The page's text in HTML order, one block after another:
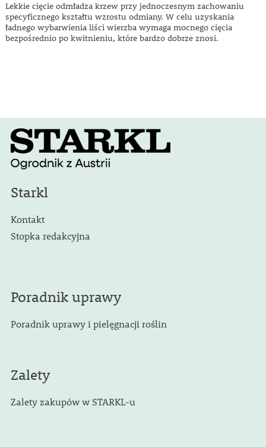
Lekkie cięcie odmładza krzew przy jednoczesnym zachowaniu
specyficznego kształtu wzrostu odmiany. W celu uzyskania
ładnego wybarwienia liści wierzba wymaga mocnego cięcia
bezpośrednio po kwitnieniu, które bardzo dobrze znosi.
Starkl
Kontakt
Stopka redakcyjna
Poradnik uprawy
Poradnik uprawy i pielęgnacji roślin
Zalety
Zalety zakupów w STARKL-u